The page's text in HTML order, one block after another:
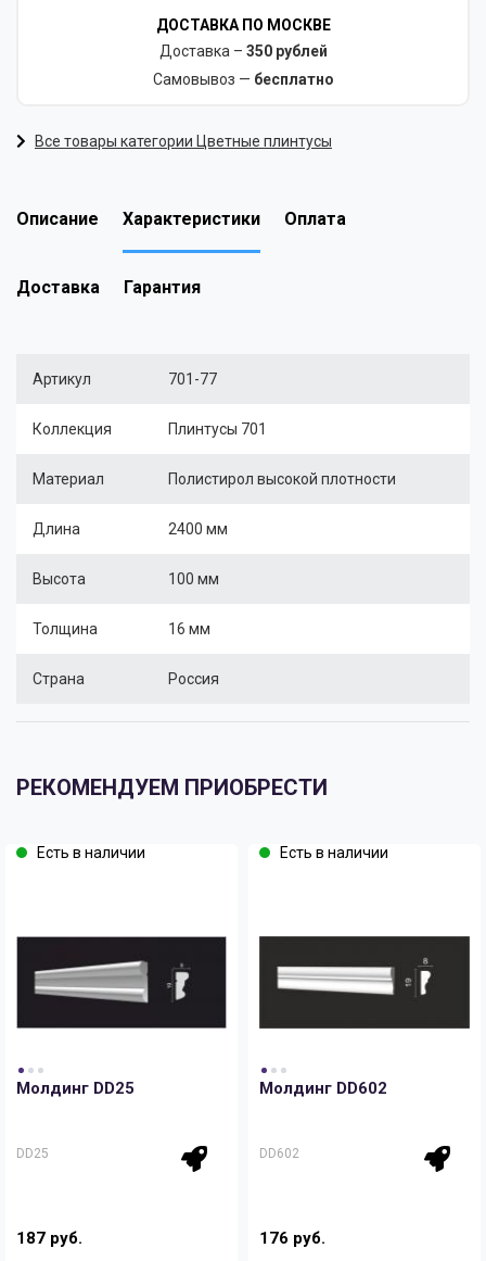
ДОСТАВКА ПО МОСКВЕ
Доставка – 350 рублей
Самовывоз — бесплатно
Все товары категории Цветные плинтусы
Описание Характеристики Оплата
Доставка Гарантия
Артикул 701-77
Коллекция Плинтусы 701
Материал Полистирол высокой плотности
Длина 2400 мм
Высота 100 мм
Толщина 16 мм
Страна Россия
РЕКОМЕНДУЕМ ПРИОБРЕСТИ
Есть в наличии
Молдинг DD25
DD25
187 руб.
Есть в наличии
Молдинг DD602
DD602
176 руб.